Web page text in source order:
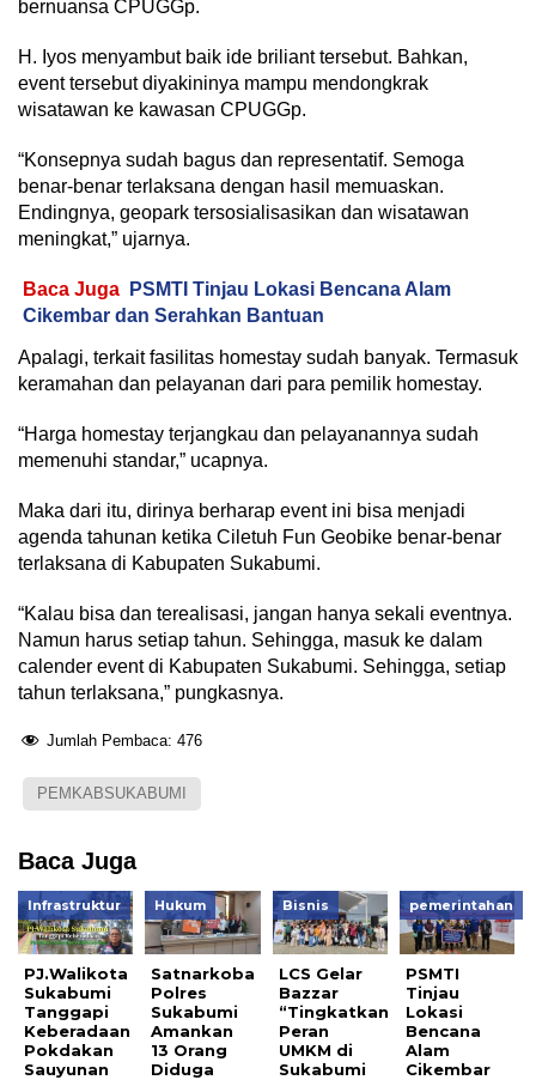
bernuansa CPUGGp.
H. Iyos menyambut baik ide briliant tersebut. Bahkan,
event tersebut diyakininya mampu mendongkrak
wisatawan ke kawasan CPUGGp.
“Konsepnya sudah bagus dan representatif. Semoga
benar-benar terlaksana dengan hasil memuaskan.
Endingnya, geopark tersosialisasikan dan wisatawan
meningkat,” ujarnya.
Baca Juga
PSMTI Tinjau Lokasi Bencana Alam
Cikembar dan Serahkan Bantuan
Apalagi, terkait fasilitas homestay sudah banyak. Termasuk
keramahan dan pelayanan dari para pemilik homestay.
“Harga homestay terjangkau dan pelayanannya sudah
memenuhi standar,” ucapnya.
Maka dari itu, dirinya berharap event ini bisa menjadi
agenda tahunan ketika Ciletuh Fun Geobike benar-benar
terlaksana di Kabupaten Sukabumi.
“Kalau bisa dan terealisasi, jangan hanya sekali eventnya.
Namun harus setiap tahun. Sehingga, masuk ke dalam
calender event di Kabupaten Sukabumi. Sehingga, setiap
tahun terlaksana,” pungkasnya.
Jumlah Pembaca: 476
PEMKABSUKABUMI
Baca Juga
Infrastruktur
PJ.Walikota
Sukabumi
Tanggapi
Keberadaan
Pokdakan
Sauyunan
Hukum
Satnarkoba
Polres
Sukabumi
Amankan
13 Orang
Diduga
Bisnis
LCS Gelar
Bazzar
“Tingkatkan
Peran
UMKM di
Sukabumi
pemerintahan
PSMTI
Tinjau
Lokasi
Bencana
Alam
Cikembar